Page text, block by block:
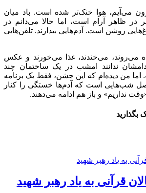
می‌آیم، هوا خنک‌تر شده است. باد میان
ظاهر آرام است، اما حالا می‌دانم در
روشن است. آدم‌هایی بیدارند. تلفن‌هایی
می‌روند، می‌خندند، غذا می‌خورند و عکس
ندانند امشب در یک ساختمان چند
من دیده‌ام که این جشن، فقط یک برنامه
شب‌هایی است که آدم‌ها خستگی را کنار
نداریم» و باز هم ادامه می‌دهند.
بگذارید
قرآنی به یاد رهبر شهید